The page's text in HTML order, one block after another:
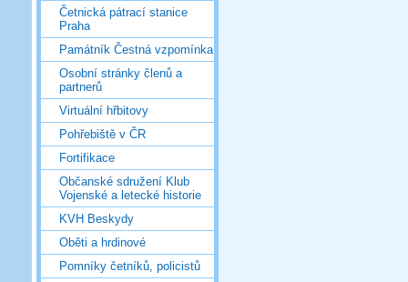
Četnická pátrací stanice
Praha
Památník Čestná vzpomínka
Osobní stránky členů a
partnerů
Virtuální hřbitovy
Pohřebiště v ČR
Fortifikace
Občanské sdružení Klub
Vojenské a letecké historie
KVH Beskydy
Oběti a hrdinové
Pomníky četníků, policistů